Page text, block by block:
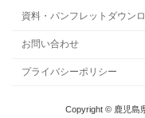
資料・パンフレットダウン
お問い合わせ
プライバシーポリシー
Copyright © 鹿児島